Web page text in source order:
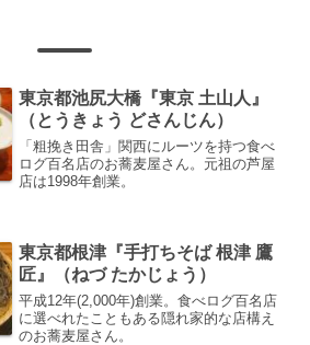
東京都池尻大橋『東京 土山人』
（とうきょう どさんじん）
「粗挽き田舎」関西にルーツを持つ食べ
ログ百名店のお蕎麦屋さん。元祖の芦屋
店は1998年創業。
東京都根津『手打ちそば 根津 鷹
匠』（ねづ たかじょう）
平成12年(2,000年)創業。食べログ百名店
に選べれたこともある隠れ家的な店構え
のお蕎麦屋さん。